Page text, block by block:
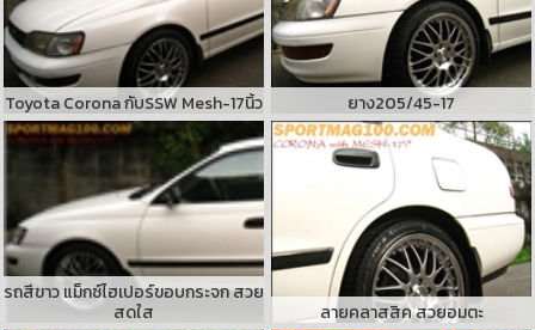
Toyota Corona กับSSW Mesh-17นิ้ว ยาง205/45-17
รถสีขาว แม็กซ์ไฮเปอร์ขอบกระจก สวย
สดใส
ลายคลาสสิค สวยอมตะ